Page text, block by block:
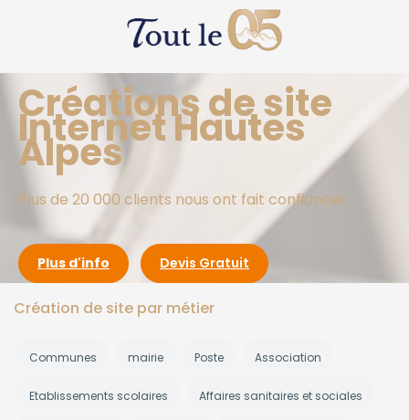
Créations de site
Internet Hautes
Alpes
Plus de 20 000 clients nous ont fait confiance!
Plus d'info Devis Gratuit
Création de site par métier
Communes mairie Poste Association
Etablissements scolaires Affaires sanitaires et sociales